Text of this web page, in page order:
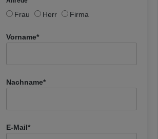
Frau Herr Firma
Vorname*
Nachname*
E-Mail*